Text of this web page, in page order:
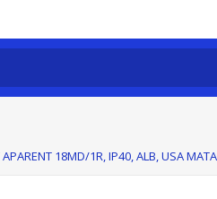
APARENT 18MD/1R, IP40, ALB, USA